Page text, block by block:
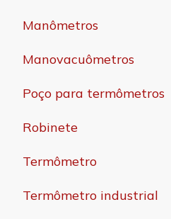
Manômetros
Manovacuômetros
Poço para termômetros
Robinete
Termômetro
Termômetro industrial